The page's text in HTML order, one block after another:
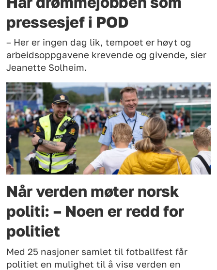
pressesjef i POD
– Her er ingen dag lik, tempoet er høyt og
arbeidsoppgavene krevende og givende, sier
Jeanette Solheim.
Når verden møter norsk
politi: – Noen er redd for
politiet
Med 25 nasjoner samlet til fotballfest får
politiet en mulighet til å vise verden en